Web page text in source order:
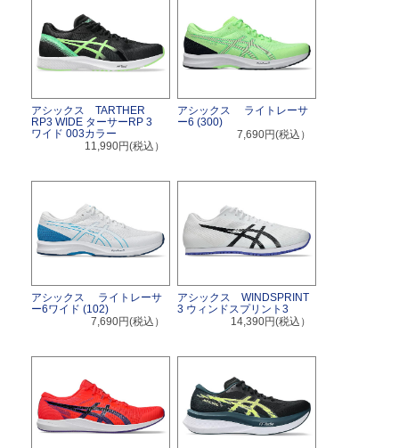
アシックス TARTHER
RP3 WIDE ターサーRP 3
ワイド 003カラー
11,990円(税込）
アシックス ライトレーサ
ー6 (300)
7,690円(税込）
アシックス ライトレーサ
ー6ワイド (102)
7,690円(税込）
アシックス WINDSPRINT
3 ウィンドスプリント3
14,390円(税込）